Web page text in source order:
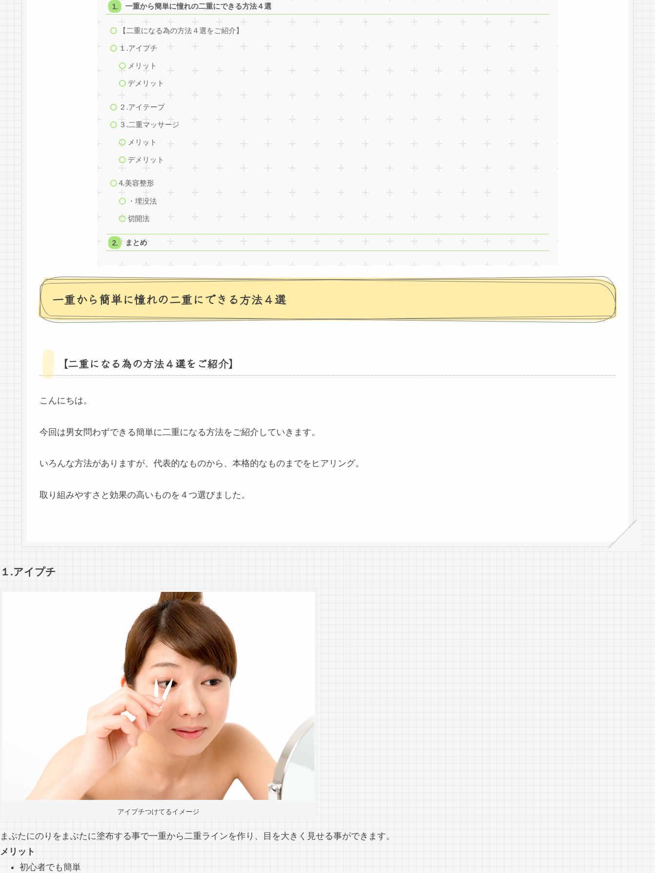
一重から簡単に憧れの二重にできる方法４選
【二重になる為の方法４選をご紹介】
１.アイプチ
メリット
デメリット
２.アイテープ
３.二重マッサージ
メリット
デメリット
4.美容整形
・埋没法
切開法
まとめ
一重から簡単に憧れの二重にできる方法４選
【二重になる為の方法４選をご紹介】
こんにちは。
今回は男女問わずできる簡単に二重になる方法をご紹介していきます。
いろんな方法がありますが、代表的なものから、本格的なものまでをヒアリング。
取り組みやすさと効果の高いものを４つ選びました。
１.アイプチ
アイプチつけてるイメージ
まぶたにのりをまぶたに塗布する事で一重から二重ラインを作り、目を大きく見せる事ができます。
メリット
初心者でも簡単